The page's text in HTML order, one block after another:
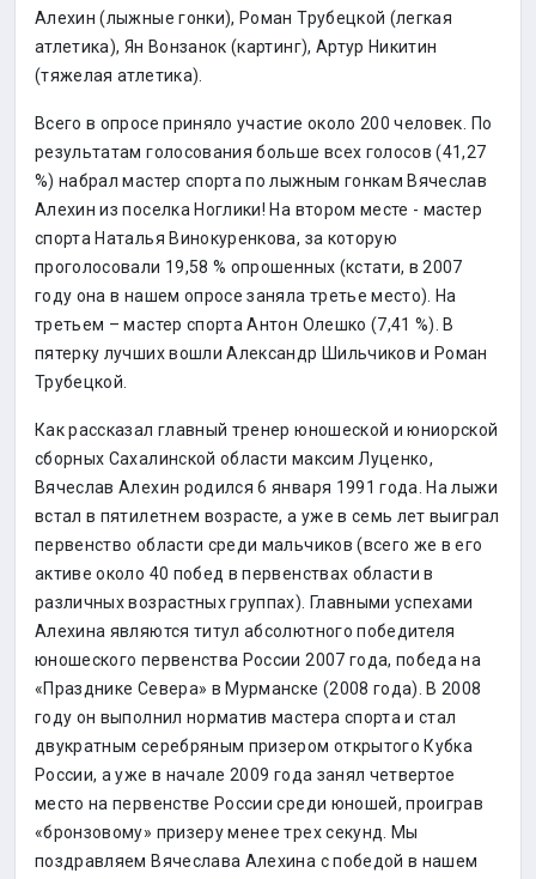
Алехин (лыжные гонки), Роман Трубецкой (легкая
атлетика), Ян Вонзанок (картинг), Артур Никитин
(тяжелая атлетика).
Всего в опросе приняло участие около 200 человек. По
результатам голосования больше всех голосов (41,27
%) набрал мастер спорта по лыжным гонкам Вячеслав
Алехин из поселка Ноглики! На втором месте - мастер
спорта Наталья Винокуренкова, за которую
проголосовали 19,58 % опрошенных (кстати, в 2007
году она в нашем опросе заняла третье место). На
третьем – мастер спорта Антон Олешко (7,41 %). В
пятерку лучших вошли Александр Шильчиков и Роман
Трубецкой.
Как рассказал главный тренер юношеской и юниорской
сборных Сахалинской области максим Луценко,
Вячеслав Алехин родился 6 января 1991 года. На лыжи
встал в пятилетнем возрасте, а уже в семь лет выиграл
первенство области среди мальчиков (всего же в его
активе около 40 побед в первенствах области в
различных возрастных группах). Главными успехами
Алехина являются титул абсолютного победителя
юношеского первенства России 2007 года, победа на
«Празднике Севера» в Мурманске (2008 года). В 2008
году он выполнил норматив мастера спорта и стал
двукратным серебряным призером открытого Кубка
России, а уже в начале 2009 года занял четвертое
место на первенстве России среди юношей, проиграв
«бронзовому» призеру менее трех секунд. Мы
поздравляем Вячеслава Алехина с победой в нашем